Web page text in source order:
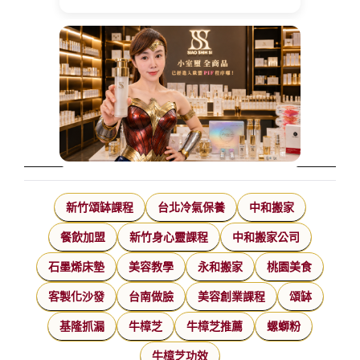
新竹頌缽課程 台北冷氣保養 中和搬家
餐飲加盟 新竹身心靈課程 中和搬家公司
石墨烯床墊 美容教學 永和搬家 桃園美食
客製化沙發 台南做臉 美容創業課程 頌缽
基隆抓漏 牛樟芝 牛樟芝推薦 螺螄粉
牛樟芝功效